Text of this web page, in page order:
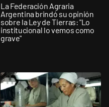
La Federación Agraria
Argentina brindó su opinión
sobre la Ley de Tierras: "Lo
institucional lo vemos como
grave"